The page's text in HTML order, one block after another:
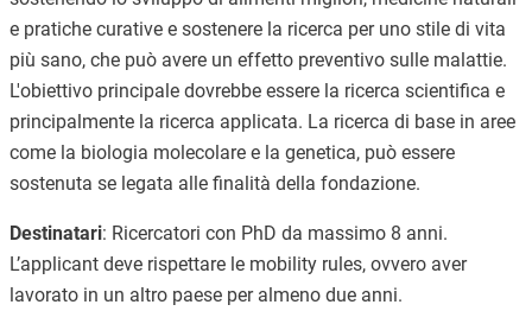
e pratiche curative e sostenere la ricerca per uno stile di vita
più sano, che può avere un effetto preventivo sulle malattie.
L'obiettivo principale dovrebbe essere la ricerca scientifica e
principalmente la ricerca applicata. La ricerca di base in aree
come la biologia molecolare e la genetica, può essere
sostenuta se legata alle finalità della fondazione.
Destinatari: Ricercatori con PhD da massimo 8 anni.
L’applicant deve rispettare le mobility rules, ovvero aver
lavorato in un altro paese per almeno due anni.